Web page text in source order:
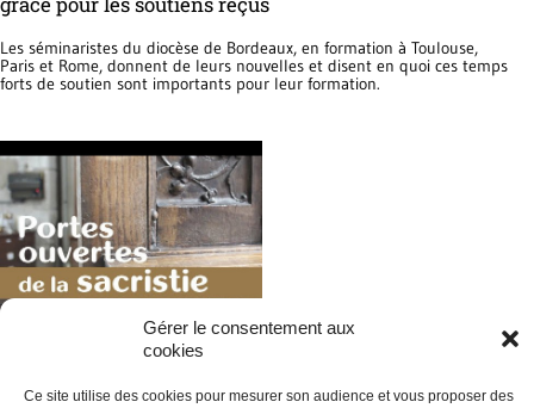
Gérer le consentement aux
cookies
Ce site utilise des cookies pour mesurer son audience et vous proposer des
Les séminaristes du diocèse de Bordeaux, en formation à Toulouse,
Paris et Rome, donnent de leurs nouvelles et disent en quoi ces temps
forts de soutien sont importants pour leur formation.
Portes ouvertes de la sacristie
Retour sur un atelier interactif mis en place à Beauvais pour
sacristie et utilisés pendant la messe.